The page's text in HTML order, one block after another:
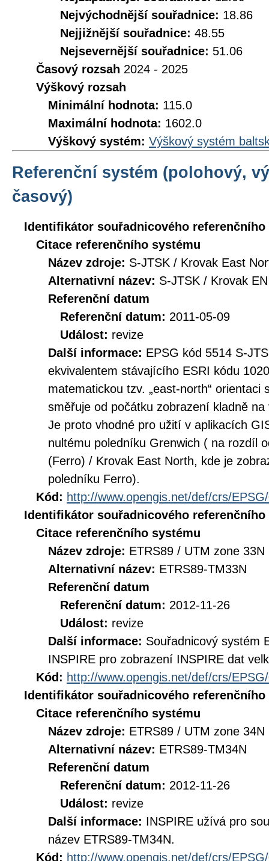
Nejvýchodnější souřadnice: 18.86
Nejjižnější souřadnice: 48.55
Nejsevernější souřadnice: 51.06
Časový rozsah 2024 - 2025
Výškový rozsah
Minimální hodnota: 115.0
Maximální hodnota: 1602.0
Výškový systém: Výškový systém
Referenční systém (polohový,
časový)
Identifikátor souřadnicového referenčního
Citace referenčního systému
Název zdroje: S-JTSK / Krovak East
Alternativní název: S-JTSK / Krovak EN
Referenční datum
Referenční datum: 2011-05-09
Událost: revize
Další informace: EPSG kód 5514 S-
ekvivalentem stávajícího ESRI kódu
matematickou tzv. „east-north“ orientaci
směřuje od počátku zobrazení kladně
Je proto vhodné pro užití v aplikacích
nultému poledníku Grenwich ( na rozdíl
(Ferro) / Krovak East North, kde je
poledníku Ferro).
Kód: http://www.opengis.net/def/crs/
Identifikátor souřadnicového referenčního
Citace referenčního systému
Název zdroje: ETRS89 / UTM zone 33N
Alternativní název: ETRS89-TM33N
Referenční datum
Referenční datum: 2012-11-26
Událost: revize
Další informace: Souřadnicový systém
INSPIRE pro zobrazení INSPIRE dat
Kód: http://www.opengis.net/def/crs/
Identifikátor souřadnicového referenčního
Citace referenčního systému
Název zdroje: ETRS89 / UTM zone 34N
Alternativní název: ETRS89-TM34N
Referenční datum
Referenční datum: 2012-11-26
Událost: revize
Další informace: INSPIRE užívá pro
název ETRS89-TM34N.
Kód: http://www.opengis.net/def/crs/